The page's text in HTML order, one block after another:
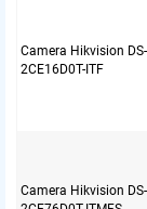
Camera Hikvision DS-
2CE16D0T-ITF
Camera Hikvision DS-